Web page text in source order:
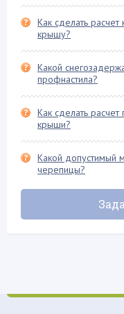
Как сделать
крышу?
Какой
профнастила?
Как сделать
крыши?
Какой допустимый
черепицы?